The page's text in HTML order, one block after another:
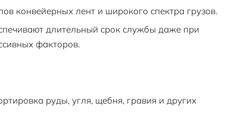
конвейерных лент и широкого спектра грузов.
длительный срок службы даже при
факторов.
руды, угля, щебня, гравия и других